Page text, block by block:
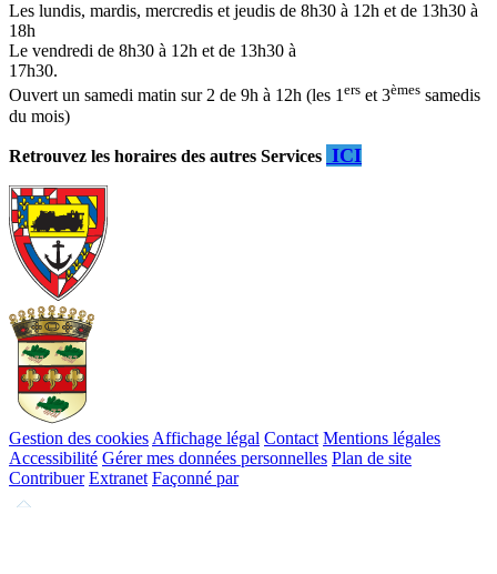
Les lundis, mardis, mercredis et jeudis de 8h30 à 12h et de 13h30 à
18h
Le vendredi de 8h30 à 12h et de 13h30 à
17h30.
Ouvert un samedi matin sur 2 de 9h à 12h (les 1ers et 3èmes samedis
du mois)
Retrouvez les horaires des autres Services ICI
Gestion des cookies Affichage légal Contact Mentions légales
Accessibilité Gérer mes données personnelles Plan de site
Contribuer Extranet Façonné par